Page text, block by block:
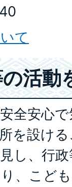
て
活動
全安心
を設け
し、行
、こど